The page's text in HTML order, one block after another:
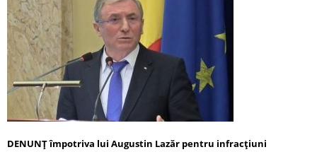
DENUNȚ împotriva lui Augustin Lazăr pentru infracţiuni